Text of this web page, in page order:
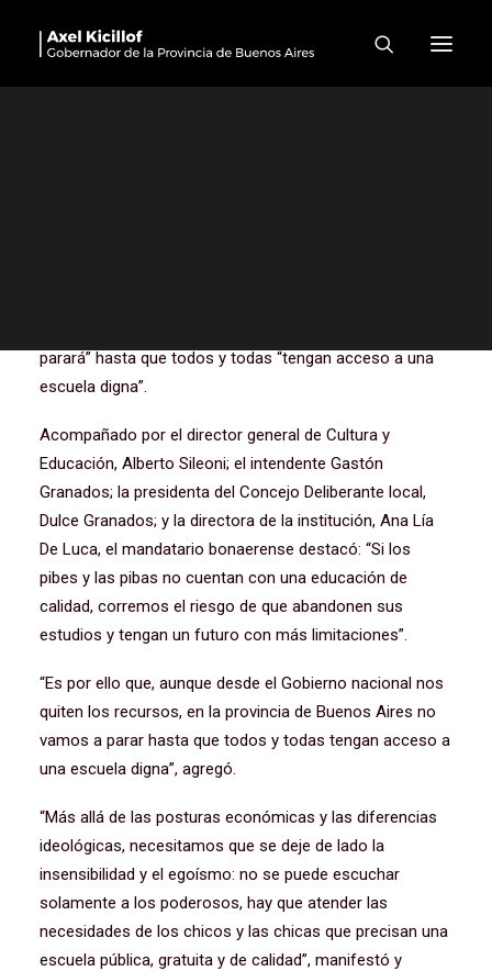
Kicillof afirmó que “no
parará” hasta que todos y
parará” hasta que todos y todas “tengan acceso a una
escuela digna”.
Acompañado por el director general de Cultura y
Educación, Alberto Sileoni; el intendente Gastón
Granados; la presidenta del Concejo Deliberante local,
Dulce Granados; y la directora de la institución, Ana Lía
De Luca, el mandatario bonaerense destacó: “Si los
pibes y las pibas no cuentan con una educación de
calidad, corremos el riesgo de que abandonen sus
estudios y tengan un futuro con más limitaciones”.
“Es por ello que, aunque desde el Gobierno nacional nos
quiten los recursos, en la provincia de Buenos Aires no
vamos a parar hasta que todos y todas tengan acceso a
una escuela digna”, agregó.
“Más allá de las posturas económicas y las diferencias
ideológicas, necesitamos que se deje de lado la
insensibilidad y el egoísmo: no se puede escuchar
solamente a los poderosos, hay que atender las
necesidades de los chicos y las chicas que precisan una
escuela pública, gratuita y de calidad”, manifestó y